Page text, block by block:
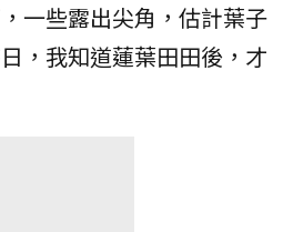
一些露出尖角，估計葉子
，我知道蓮葉田田後，才